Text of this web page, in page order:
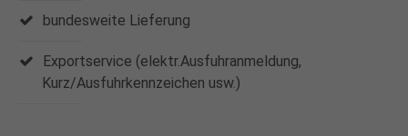
bundesweite Lieferung
Exportservice (elektr.Ausfuhranmeldung,
Kurz/Ausfuhrkennzeichen usw.)